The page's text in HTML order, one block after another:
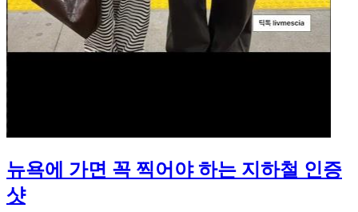
뉴욕에 가면 꼭 찍어야 하는 지하철 인증
샷